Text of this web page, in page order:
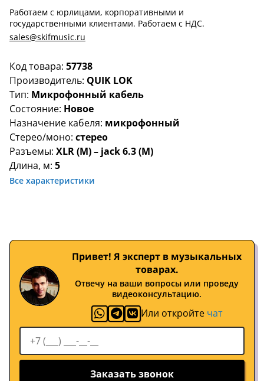
Код товара: 57738
Производитель: QUIK LOK
Тип: Микрофонный кабель
Состояние: Новое
Назначение кабеля: микрофонный
Стерео/моно: стерео
Разъемы: XLR (M) – jack 6.3 (M)
Длина, м: 5
Все характеристики
Работаем с юрлицами, корпоративными и
государственными клиентами. Работаем с НДС.
sales@skifmusic.ru
Привет! Я эксперт в музыкальных
товарах.
Отвечу на ваши вопросы или проведу
видеоконсультацию.
Или откройте чат
Заказать звонок